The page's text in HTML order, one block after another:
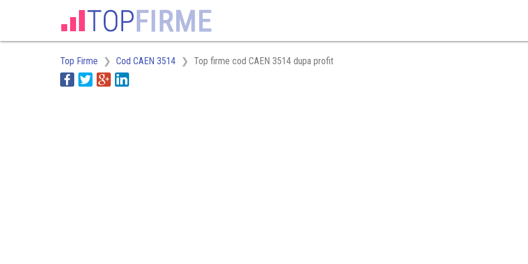
Top Firme Cod CAEN 3514 Top firme cod CAEN 3514 dupa profit